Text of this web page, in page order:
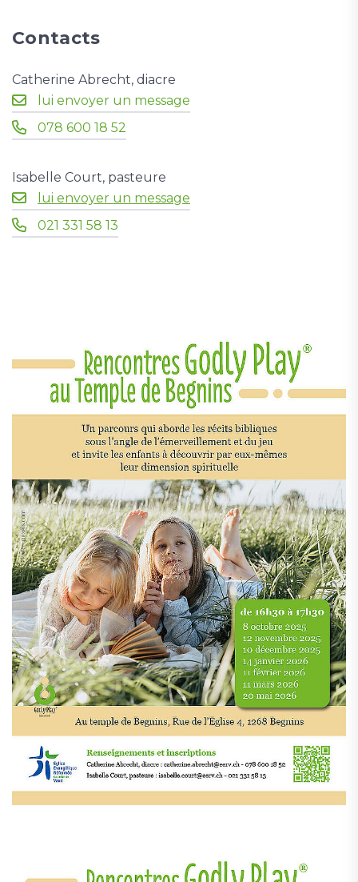
Contacts
Catherine Abrecht, diacre
lui envoyer un message
078 600 18 52
Isabelle Court, pasteure
lui envoyer un message
021 331 58 13